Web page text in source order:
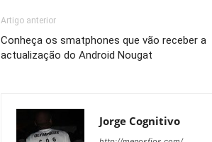
Artigo anterior
Conheça os smatphones que vão receber a
actualização do Android Nougat
Jorge Cognitivo